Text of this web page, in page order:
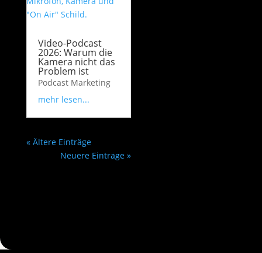
Video-Podcast
2026: Warum die
Kamera nicht das
Problem ist
Podcast Marketing
mehr lesen...
« Ältere Einträge
Neuere Einträge »